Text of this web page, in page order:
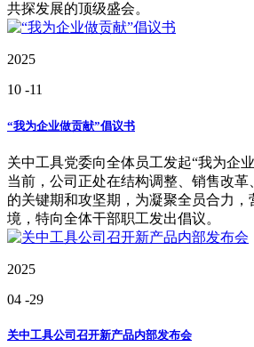
共探发展的顶级盛会。
2025
10 -11
“我为企业做贡献”倡议书
关中工具党委向全体员工发起“我为企
当前，公司正处在结构调整、销售改
的关键期和攻坚期，为凝聚全员合力
境，特向全体干部职工发出倡议。
2025
04 -29
关中工具公司召开新产品内部发布会